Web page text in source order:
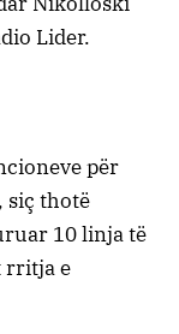
Lider.
për
siç thotë
10 linja të
rritja e